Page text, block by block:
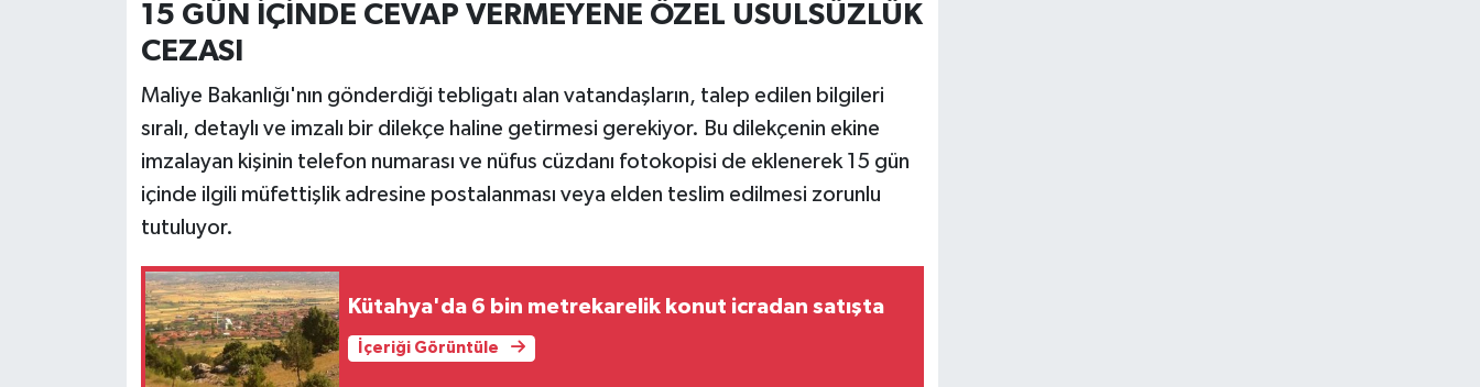
15 GÜN İÇİNDE CEVAP VERMEYENE ÖZEL USULSÜZLÜK
CEZASI
Maliye Bakanlığı'nın gönderdiği tebligatı alan vatandaşların, talep edilen bilgileri
sıralı, detaylı ve imzalı bir dilekçe haline getirmesi gerekiyor. Bu dilekçenin ekine
imzalayan kişinin telefon numarası ve nüfus cüzdanı fotokopisi de eklenerek 15 gün
içinde ilgili müfettişlik adresine postalanması veya elden teslim edilmesi zorunlu
tutuluyor.
Kütahya'da 6 bin metrekarelik konut icradan satışta
İçeriği Görüntüle